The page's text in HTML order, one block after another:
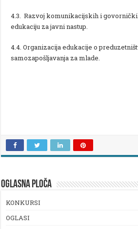
4.3. Razvoj komunikacijskih i
edukaciju za javni nastup.
4.4. Organizacija edukacije o
samozapošljavanja za mlade.
OGLASNA PLOČA
KONKURSI
OGLASI